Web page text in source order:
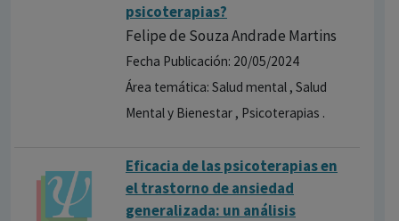
psicoterapias?
Felipe de Souza Andrade Martins
Fecha Publicación: 20/05/2024
Área temática: Salud mental , Salud
Mental y Bienestar , Psicoterapias .
Eficacia de las psicoterapias en
el trastorno de ansiedad
generalizada: un análisis